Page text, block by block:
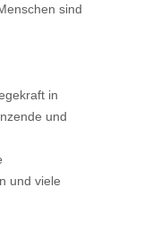
sind
in
und
und viele